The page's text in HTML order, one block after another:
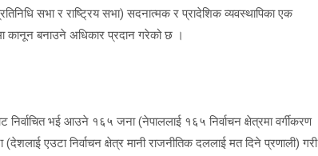
सभा र राष्ट्रिय सभा) सदनात्मक र प्रादेशिक व्यवस्थापिका एक
कानून बनाउने अधिकार प्रदान गरेको छ ।
निर्वाचित भई आउने १६५ जना (नेपाललाई १६५ निर्वाचन क्षेत्रमा वर्गीकरण
एउटा निर्वाचन क्षेत्र मानी राजनीतिक दललाई मत दिने प्रणाली) गरी